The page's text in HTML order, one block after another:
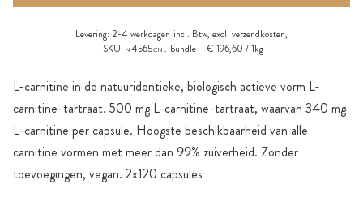
L-carnitine in de natuuridentieke, biologisch actieve vorm L-
carnitine-tartraat. 500 mg L-carnitine-tartraat, waarvan 340 mg
L-carnitine per capsule. Hoogste beschikbaarheid van alle
carnitine vormen met meer dan 99% zuiverheid. Zonder
toevoegingen, vegan. 2x120 capsules
Levering: 2-4 werkdagen incl. Btw, excl. verzendkosten,
SKU
N4565CNL-bundle € 196,60 / 1kg